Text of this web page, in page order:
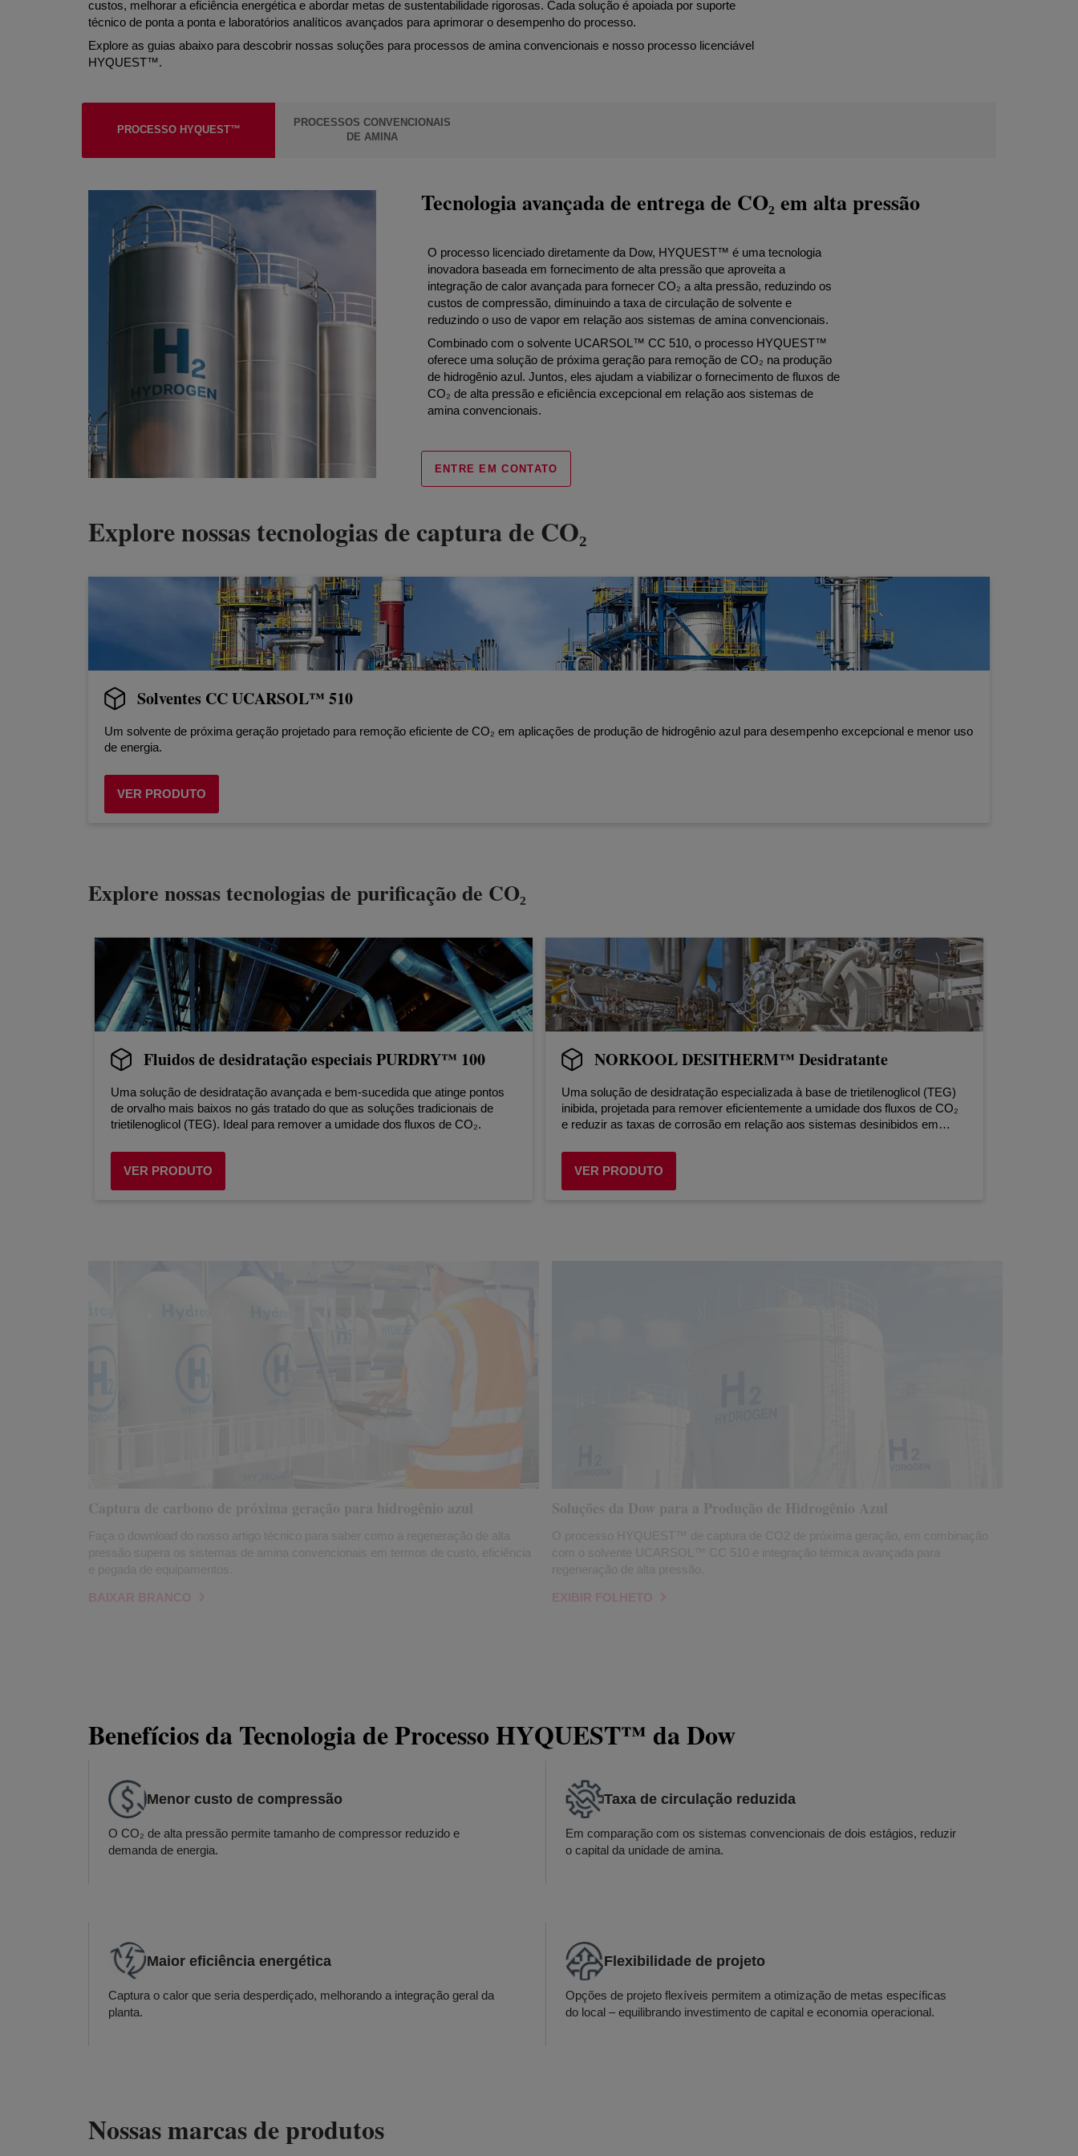
custos, melhorar a eficiência energética e abordar metas de sustentabilidade rigorosas. Cada solução é apoiada por suporte
técnico de ponta a ponta e laboratórios analíticos avançados para aprimorar o desempenho do processo.
Explore as guias abaixo para descobrir nossas soluções para processos de amina convencionais e nosso processo licenciável
HYQUEST™.
PROCESSO HYQUEST™
PROCESSOS CONVENCIONAIS
DE AMINA
Tecnologia avançada de entrega de CO₂ em alta pressão
O processo licenciado diretamente da Dow, HYQUEST™ é uma tecnologia
inovadora baseada em fornecimento de alta pressão que aproveita a
integração de calor avançada para fornecer CO₂ a alta pressão, reduzindo os
custos de compressão, diminuindo a taxa de circulação de solvente e
reduzindo o uso de vapor em relação aos sistemas de amina convencionais.
Combinado com o solvente UCARSOL™ CC 510, o processo HYQUEST™
oferece uma solução de próxima geração para remoção de CO₂ na produção
de hidrogênio azul. Juntos, eles ajudam a viabilizar o fornecimento de fluxos de
CO₂ de alta pressão e eficiência excepcional em relação aos sistemas de
amina convencionais.
ENTRE EM CONTATO
Explore nossas tecnologias de captura de CO₂
Solventes CC UCARSOL™ 510
Um solvente de próxima geração projetado para remoção eficiente de CO₂ em aplicações de produção de hidrogênio azul para desempenho excepcional e menor uso
de energia.
VER PRODUTO
Explore nossas tecnologias de purificação de CO₂
Fluidos de desidratação especiais PURDRY™ 100
Uma solução de desidratação avançada e bem-sucedida que atinge pontos
de orvalho mais baixos no gás tratado do que as soluções tradicionais de
trietilenoglicol (TEG). Ideal para remover a umidade dos fluxos de CO₂.
VER PRODUTO
NORKOOL DESITHERM™ Desidratante
Uma solução de desidratação especializada à base de trietilenoglicol (TEG)
inibida, projetada para remover eficientemente a umidade dos fluxos de CO₂
e reduzir as taxas de corrosão em relação aos sistemas desinibidos em
VER PRODUTO
BAIXAR BRANCO EXIBIR FOLHETO
Benefícios da Tecnologia de Processo HYQUEST™ da Dow
Menor custo de compressão
O CO₂ de alta pressão permite tamanho de compressor reduzido e
demanda de energia.
Taxa de circulação reduzida
Em comparação com os sistemas convencionais de dois estágios, reduzir
o capital da unidade de amina.
Maior eficiência energética
Captura o calor que seria desperdiçado, melhorando a integração geral da
planta.
Flexibilidade de projeto
Opções de projeto flexíveis permitem a otimização de metas específicas
do local – equilibrando investimento de capital e economia operacional.
Nossas marcas de produtos